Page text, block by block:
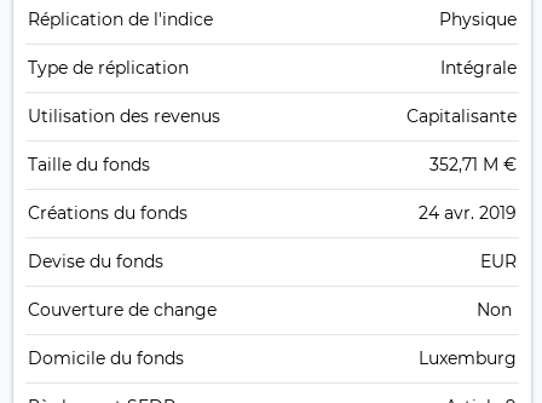
Réplication de l'indice Physique
Type de réplication Intégrale
Utilisation des revenus Capitalisante
Taille du fonds 352,71 M €
Créations du fonds 24 avr. 2019
Devise du fonds EUR
Couverture de change Non
Domicile du fonds Luxemburg